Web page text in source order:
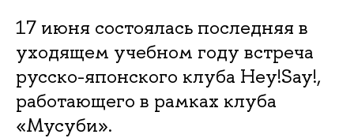
17 июня состоялась последняя в
уходящем учебном году встреча
русско-японского клуба Hey!Say!,
работающего в рамках клуба
«Мусуби».